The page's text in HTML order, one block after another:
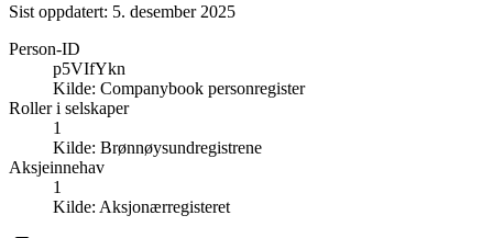
Sist oppdatert: 5. desember 2025
Person-ID
p5VIfYkn
Kilde: Companybook personregister
Roller i selskaper
1
Kilde: Brønnøysundregistrene
Aksjeinnehav
1
Kilde: Aksjonærregisteret